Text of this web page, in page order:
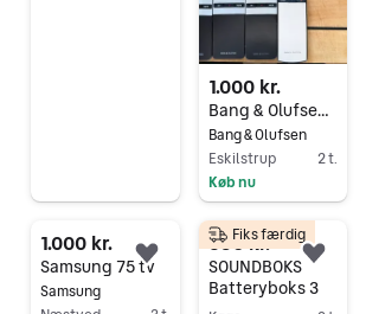
1.000 kr.
Bang & Olufsen Beo4 og Beolink1000
Bang & Olufsen
Eskilstrup
2 t.
Køb nu
Gå til annoncen
1.000 kr.
Samsung 75 tv
Samsung
Føj til favoritter.
650 kr.
SOUNDBOKS
Batteryboks 3
Fiks færdig